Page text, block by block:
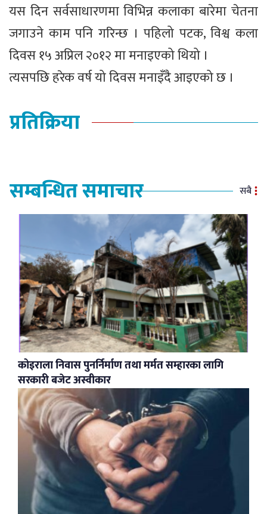
यस दिन सर्वसाधारणमा विभिन्न कलाका बारेमा चेतना
जगाउने काम पनि गरिन्छ । पहिलो पटक, विश्व कला
दिवस १५ अप्रिल २०१२ मा मनाइएको थियो ।
त्यसपछि हरेक वर्ष यो दिवस मनाइँदै आइएको छ ।
प्रतिक्रिया
सम्बन्धित समाचार सबै
कोइराला निवास पुनर्निर्माण तथा मर्मत सम्हारका लागि
सरकारी बजेट अस्वीकार